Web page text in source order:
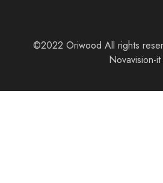
©2022 Oriwood All rights
Novavision-it